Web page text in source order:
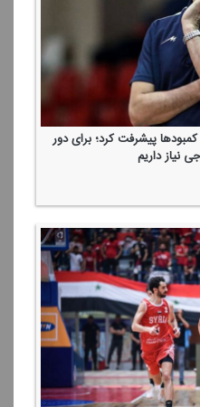
پیشرفت كرد؛ برای دور
نیاز داریم